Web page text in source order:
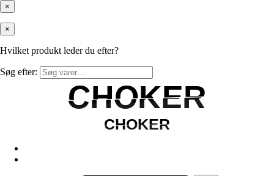
×
×
Hvilket produkt leder du efter?
Søg efter:
CHOKER
CHOKER
CHOKER
CHOKER